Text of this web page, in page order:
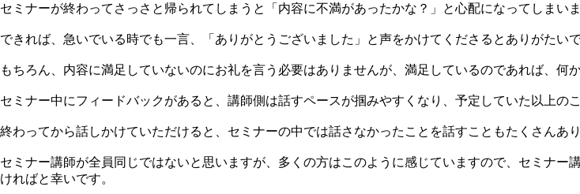
セミナーが終わってさっさと帰られてしまうと「内容に不満があったかな？」と心配になってしまい
できれば、急いでいる時でも一言、「ありがとうございました」と声をかけてくださるとありがたいで
もちろん、内容に満足していないのにお礼を言う必要はありませんが、満足しているのであれば、何
セミナー中にフィードバックがあると、講師側は話すペースが掴みやすくなり、予定していた以上の
終わってから話しかけていただけると、セミナーの中では話さなかったことを話すこともたくさんあ
セミナー講師が全員同じではないと思いますが、多くの方はこのように感じていますので、セミナ
ければと幸いです。